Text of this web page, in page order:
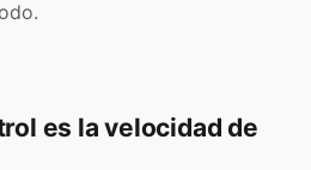
es la velocidad de